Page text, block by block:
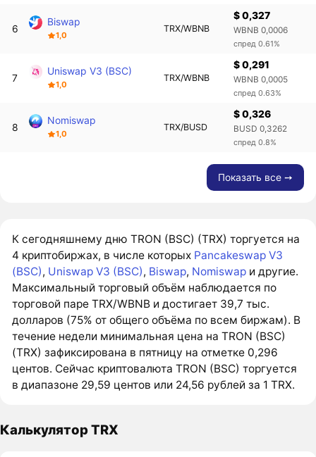
6
Biswap
1,0
TRX/WBNB
$ 0,327
WBNB 0,0006
спред 0.61%
7
Uniswap V3 (BSC)
1,0
TRX/WBNB
$ 0,291
WBNB 0,0005
спред 0.63%
8
Nomiswap
1,0
TRX/BUSD
$ 0,326
BUSD 0,3262
спред 0.8%
Показать все ➙
К сегодняшнему дню TRON (BSC) (TRX) торгуется на
4 криптобиржах, в числе которых Pancakeswap V3
(BSC), Uniswap V3 (BSC), Biswap, Nomiswap и другие.
Максимальный торговый объём наблюдается по
торговой паре TRX/WBNB и достигает 39,7 тыс.
долларов (75% от общего объёма по всем биржам). В
течение недели минимальная цена на TRON (BSC)
(TRX) зафиксирована в пятницу на отметке 0,296
центов. Сейчас криптовалюта TRON (BSC) торгуется
в диапазоне 29,59 центов или 24,56 рублей за 1 TRX.
Калькулятор TRX